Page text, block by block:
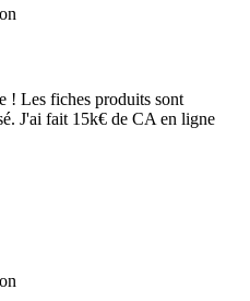
! Les fiches produits sont
J'ai fait 15k€ de CA en ligne